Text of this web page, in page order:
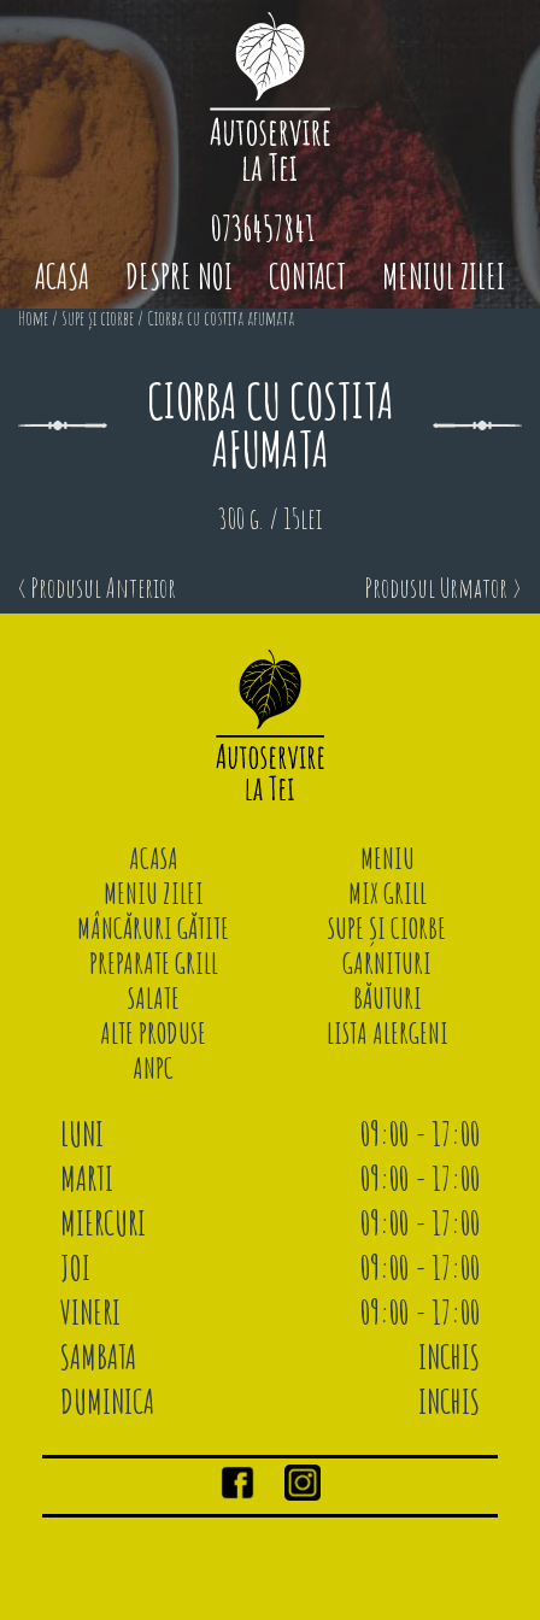
ACASA DESPRE NOI CONTACT MENIUL ZILEI
0736457841
Home / Supe și ciorbe / Ciorba cu costita afumata
CIORBA CU COSTITA
AFUMATA
300 g. / 15lei
< Produsul Anterior Produsul Urmator >
ACASA
MENIU
MENIU ZILEI
MIX GRILL
MÂNCĂRURI GĂTITE
SUPE ȘI CIORBE
PREPARATE GRILL
GARNITURI
SALATE
BĂUTURI
ALTE PRODUSE
LISTA ALERGENI
ANPC
LUNI
09:00 - 17:00
MARTI
09:00 - 17:00
MIERCURI
09:00 - 17:00
JOI
09:00 - 17:00
VINERI
09:00 - 17:00
SAMBATA
INCHIS
DUMINICA
INCHIS